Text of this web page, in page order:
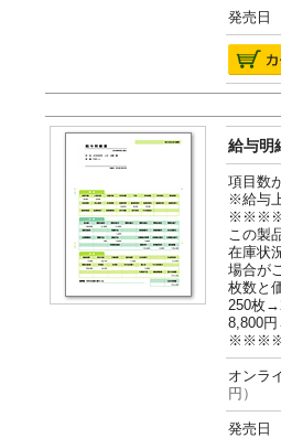
発売日
給与明
項目数
※給与
この製
在庫状
場合が
枚数と
250枚
8,800
オン
円）
発売日